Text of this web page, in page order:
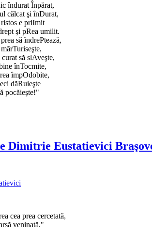
îndurat Înpărat,
călcat şi înDurat,
e priImit
şi pRea umilit.
să îndrePtează,
să slAveşte,
înTocmite,
împOdobite,
dăRuieşte
pocăieşte!"
Dimitrie Eustatievici
cea prea cercetată,
veninată."